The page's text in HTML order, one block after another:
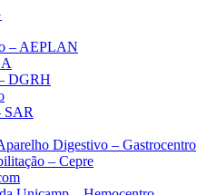
– AEPLAN
DGRH
SAR
Digestivo – Gastrocentro
– Cepre